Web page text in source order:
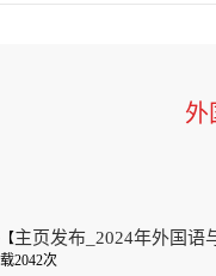
外
主页发布_2024年外国语
2042次